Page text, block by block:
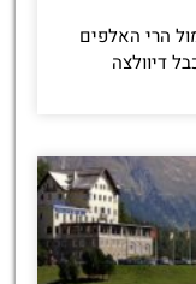
הרי האלפים
דיוולצה